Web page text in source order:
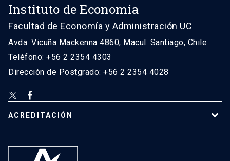
Instituto de Economía
Facultad de Economía y Administración UC
Avda. Vicuña Mackenna 4860, Macul. Santiago, Chile
Teléfono: +56 2 2354 4303
Dirección de Postgrado: +56 2 2354 4028
ACREDITACIÓN